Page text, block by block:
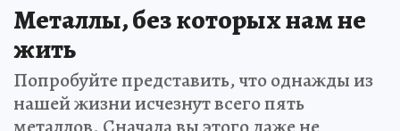
Металлы, без которых нам не
жить
Попробуйте представить, что однажды из
нашей жизни исчезнут всего пять